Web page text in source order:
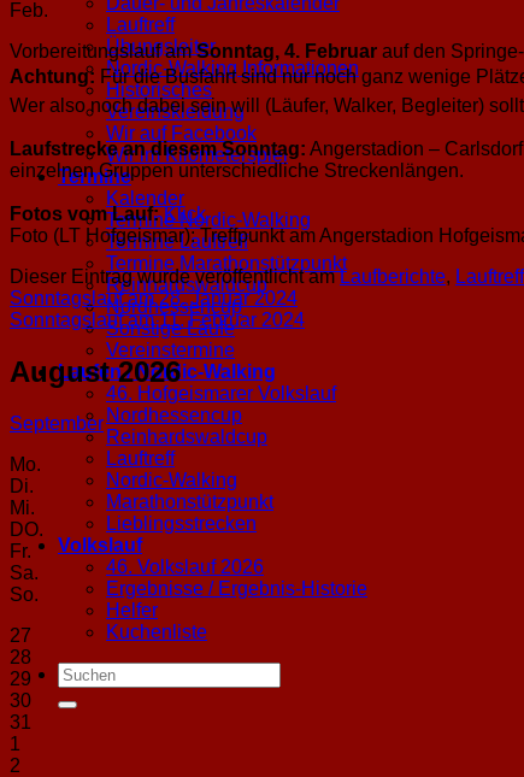
Lauftreff
Übungsleiter
Nordic-Walking Informationen
Historisches
Vereinskleidung
Wir auf Facebook
Wir im Kilometerspiel
Termine
Kalender
Termine Nordic-Walking
Termine Lauftreff
Termine Marathonstützpunkt
Reinhardswaldcup
Nordhessencup
Sonstige Läufe
Vereinstermine
Laufen / Nordic-Walking
46. Hofgeismarer Volkslauf
Nordhessencup
Reinhardswaldcup
Lauftreff
Nordic-Walking
Marathonstützpunkt
Lieblingsstrecken
Volkslauf
46. Volkslauf 2026
Ergebnisse / Ergebnis-Historie
Helfer
Kuchenliste
Feb.
Vorbereitungslauf amSonntag, 4. Februar auf den
Achtung: Für die Busfahrt sind nur noch ganz wenige
Wer also noch dabei sein will (Läufer, Walker, Begleiter)
Laufstrecke an diesem Sonntag: Angerstadion –
einzelnen Gruppen unterschiedliche Streckenlängen.
Fotos vom Lauf: Klick
Foto (LT Hofgeismar): Treffpunkt am Angerstadion
Dieser Eintrag wurde veröffentlicht amLaufberichte, Lauftreff
Sonntagslauf am 28. Januar 2024
Sonntagslauf am 11. Februar 2024
August 2026
September
Mo.
Di.
Mi.
DO.
Fr.
Sa.
So.
27
28
29
30
31
1
2